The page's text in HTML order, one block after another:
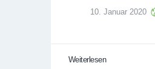
10. Januar 2020
Weiterlesen